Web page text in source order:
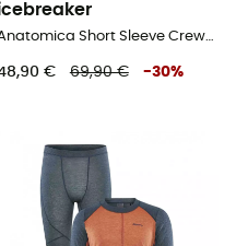
Anatomica Short Sleeve Crewe en Mérinos - Funktionsunterwäsche - Herren
€ 69,90 € -30%